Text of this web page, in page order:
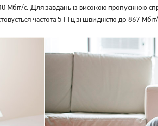
с. Для завдань із високою пропускною
частота 5 ГГц зі швидкістю до 867